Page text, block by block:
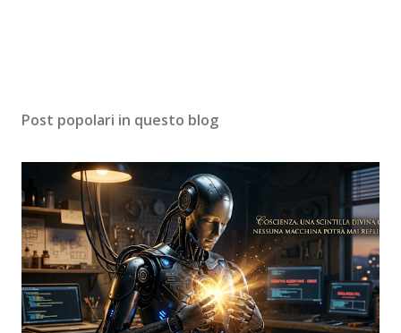
Post popolari in questo blog